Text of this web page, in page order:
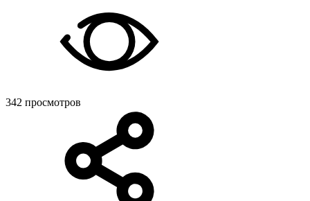
342 просмотров